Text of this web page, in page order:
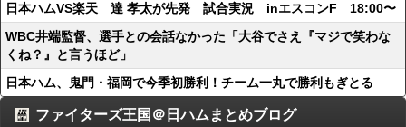
日本ハムVS楽天 達 孝太が先発 試合実況 inエスコンF 18:00〜
WBC井端監督、選手との会話なかった「大谷でさえ『マジで笑わな
くね？』と言うほど」
日本ハム、鬼門・福岡で今季初勝利！チーム一丸で勝利もぎとる
ファイターズ王国＠日ハムまとめブログ